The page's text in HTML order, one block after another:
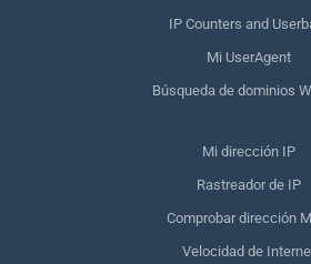
IP Counters and
Mi UserAgent
Búsqueda de dominios
Mi dirección IP
Rastreador de IP
Comprobar dirección
Velocidad de